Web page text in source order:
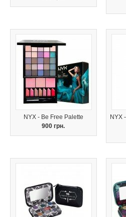
NYX - Be Free Palette
900 грн.
NYX